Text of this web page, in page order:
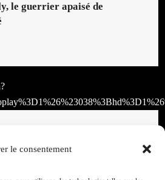
le consentement
le guerrier apaisé de